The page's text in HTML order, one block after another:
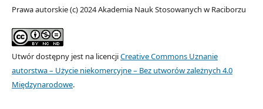
Prawa autorskie (c) 2024 Akademia Nauk Stosowanych w Raciborzu
Utwór dostępny jest na licencjiCreative Commons Uznanie
autorstwa – Użycie niekomercyjne – Bez utworów zależnych 4.0
Międzynarodowe.